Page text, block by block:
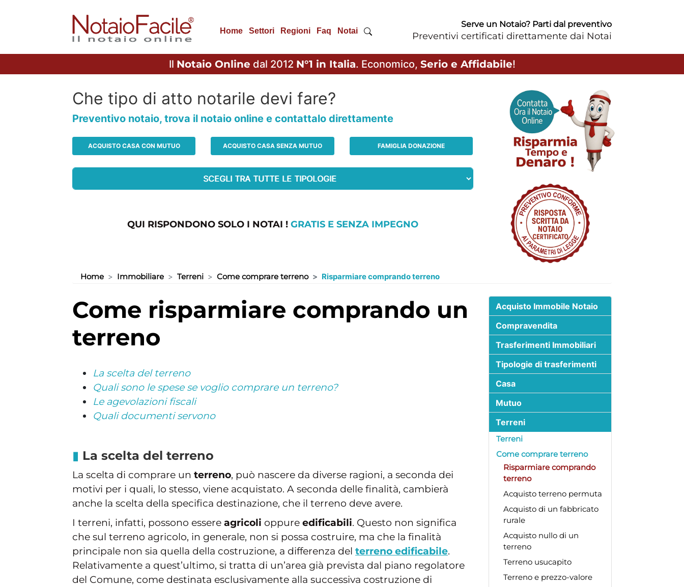
Home Settori Regioni Faq Notai
Serve un Notaio? Parti dal preventivo
Preventivi certificati direttamente dai Notai
Il Notaio Online dal 2012 N°1 in Italia. Economico, Serio e Affidabile!
Che tipo di atto notarile devi fare?
Preventivo notaio, trova il notaio online e contattalo direttamente
ACQUISTO CASA CON MUTUO ACQUISTO CASA SENZA MUTUO FAMIGLIA DONAZIONE
QUI RISPONDONO SOLO I NOTAI ! GRATIS E SENZA IMPEGNO
Home Immobiliare Terreni Come comprare terreno Risparmiare comprando terreno
come risparmiare comprando un
terreno
La scelta del terreno
Quali sono le spese se voglio comprare un terreno?
Le agevolazioni fiscali
Quali documenti servono
La scelta del terreno
La scelta di comprare un terreno, può nascere da diverse ragioni, a seconda dei
motivi per i quali, lo stesso, viene acquistato. A seconda delle finalità, cambierà
anche la scelta della specifica destinazione, che il terreno deve avere.
I terreni, infatti, possono essere agricoli oppure edificabili. Questo non significa
che sul terreno agricolo, in generale, non si possa costruire, ma che la finalità
principale non sia quella della costruzione, a differenza del terreno edificabile.
Relativamente a quest’ultimo, si tratta di un’area già prevista dal piano regolatore
del Comune, come destinata esclusivamente alla successiva costruzione di
Acquisto Immobile Notaio
Compravendita
Trasferimenti Immobiliari
Tipologie di trasferimenti
Casa
Mutuo
Terreni
Terreni
Come comprare terreno
Risparmiare comprando
terreno
Acquisto terreno permuta
Acquisto di un fabbricato
rurale
Acquisto nullo di un
terreno
Terreno usucapito
Terreno e prezzo-valore